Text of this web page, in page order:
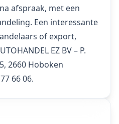
afspraak, met een
Een interessante
of export,
EZ BV – P.
2660 Hoboken
66 06.